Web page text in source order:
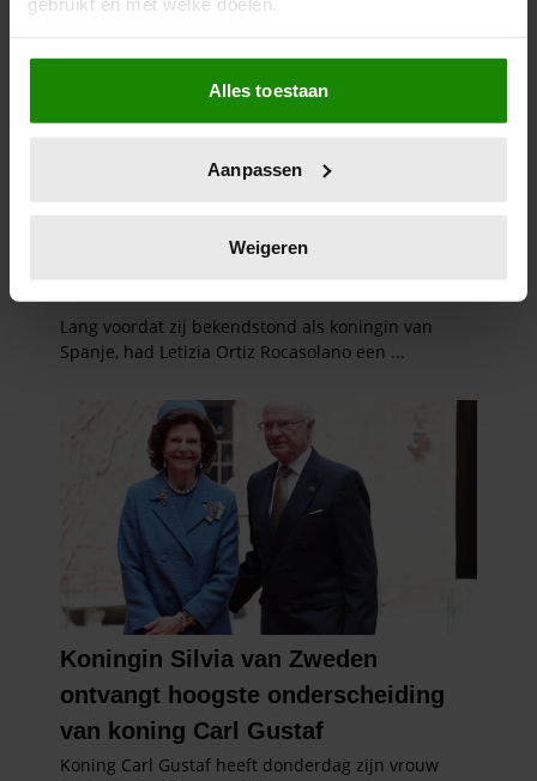
Als u het toestaat, willen we ook graag:
Informatie verzamelen over uw geografische
locatie, die tot een paar meter nauwkeurig kan zijn
scannen op specifieke eigenschappen (fingerprinting)
verwerkt en stel uw voorkeuren in het
intrekken in de Cookieverklaring.
We gebruiken cookies om content en advertenties te
en om ons websiteverkeer te analyseren. Ook delen we
informatie over uw gebruik van onze site met onze
partners voor social media, adverteren en analyse. Deze
partners kunnen deze gegevens combineren met andere
informatie die u aan ze heeft verstrekt of die ze hebben
verzameld op basis van uw gebruik van hun services. U
gaat akkoord met onze cookies als u onze website blijft
gebruiken.
Alles toestaan
Aanpassen
Weigeren